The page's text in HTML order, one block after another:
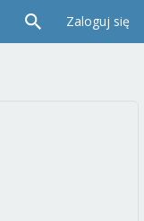
Zaloguj się